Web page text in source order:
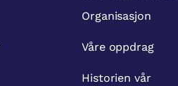
Organisasjon
Våre oppdrag
Historien vår